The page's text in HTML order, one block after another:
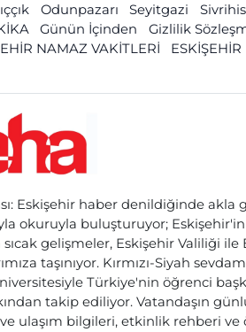
Odunpazarı Seyitgazi
Günün İçinden Gizlilik
NAMAZ VAKİTLERİ
Eskişehir haber denildiğinde akla
okuruyla buluşturuyor;
sıcak gelişmeler, Eskişehir Valiliği
taşınıyor. Kırmızı-Siyah
Türkiye'nin öğrenci
takip ediliyor. Vatandaşın
ulaşım bilgileri, etkinlik rehberi